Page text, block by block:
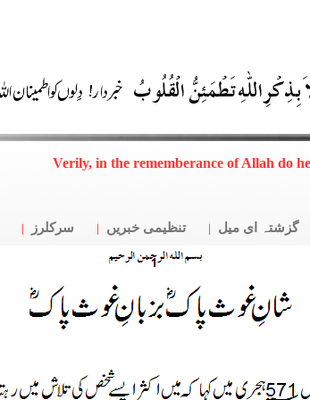
Verily, in the rememberance of Allah do
گزشتہ ای میل تنظیمی خبریں سرکلرز